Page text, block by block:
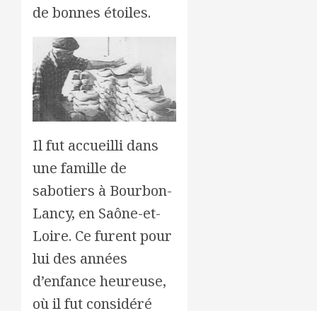
de bonnes étoiles.
Il fut accueilli dans
une famille de
sabotiers à Bourbon-
Lancy, en Saône-et-
Loire. Ce furent pour
lui des années
d’enfance heureuse,
où il fut considéré